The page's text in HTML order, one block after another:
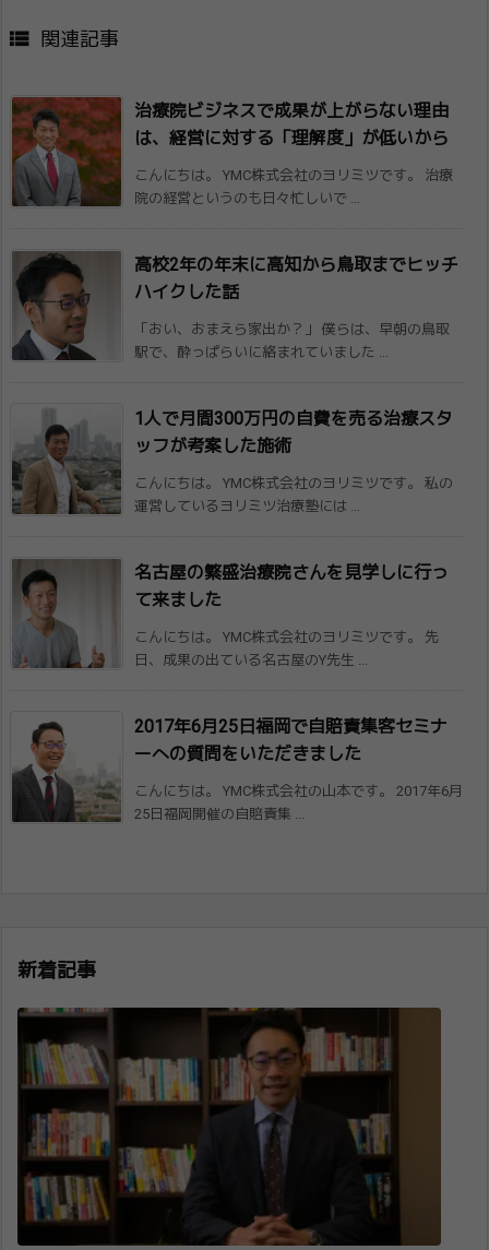
 関連記事
治療院ビジネスで成果が上がらない理由
は、​経営に対する「理解度」が低いから
こんにちは。 YMC株式会社のヨリミツです。 治療
院の経営というのも日々忙しいで ...
高校2年の年末に高知から鳥取までヒッチ
ハ​イクした話
「おい、おまえら家出か？」 僕らは、早朝の鳥取
駅で、酔っぱらいに絡まれていました ...
1人で月間300万円の自費を売る治療スタ​
ッフが考案した施術
こんにちは。 YMC株式会社のヨリミツです。 私の
運営しているヨリミツ治療塾には ...
名古屋の繁盛治療院さんを見学しに行っ
て来​ました
こんにちは。 YMC株式会社のヨリミツです。 先
日、成果の出ている名古屋のY先生 ...
2017年6月25日福岡で自賠責集客セミナ
ーへの質​問をいただきました
こんにちは。 YMC株式会社の山本です。 2017年6月
25日福岡開催の自賠責集 ...
新着記事